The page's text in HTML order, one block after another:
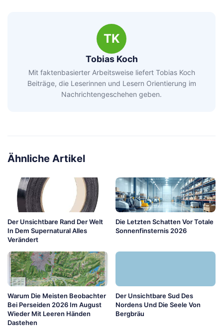
TK
Tobias Koch
Mit faktenbasierter Arbeitsweise liefert Tobias Koch
Beiträge, die Leserinnen und Lesern Orientierung im
Nachrichtengeschehen geben.
Ähnliche Artikel
Der Unsichtbare Rand Der Welt
In Dem Supernatural Alles
Verändert
Die Letzten Schatten Vor Totale
Sonnenfinsternis 2026
Warum Die Meisten Beobachter
Bei Perseiden 2026 Im August
Wieder Mit Leeren Händen
Dastehen
Der Unsichtbare Sud Des
Nordens Und Die Seele Von
Bergbräu